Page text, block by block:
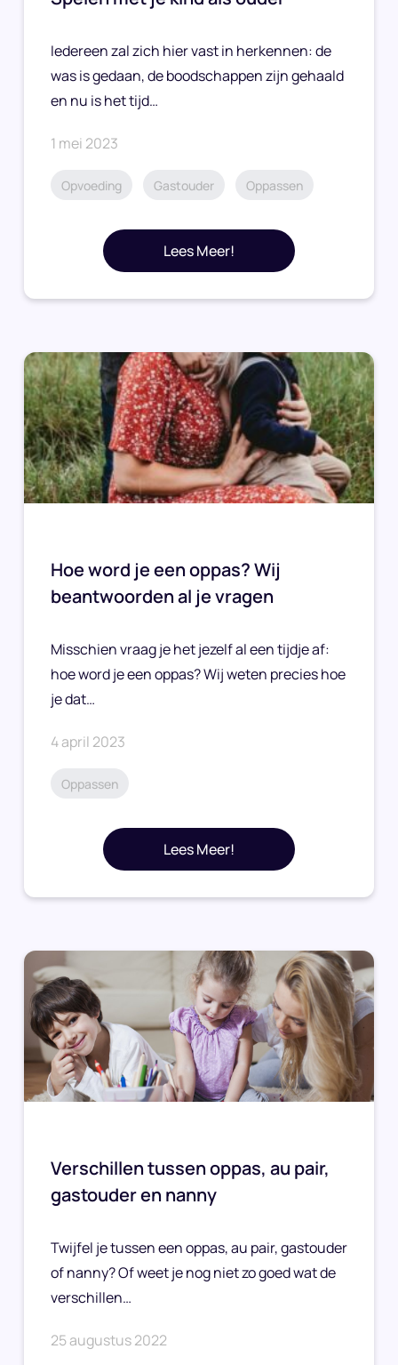
Iedereen zal zich hier vast in herkennen: de
was is gedaan, de boodschappen zijn gehaald
en nu is het tijd…
1 mei 2023
Opvoeding Gastouder Oppassen
Lees Meer!
Hoe word je een oppas? Wij
beantwoorden al je vragen
Misschien vraag je het jezelf al een tijdje af:
hoe word je een oppas? Wij weten precies hoe
je dat…
4 april 2023
Oppassen
Lees Meer!
Verschillen tussen oppas, au pair,
gastouder en nanny
Twijfel je tussen een oppas, au pair, gastouder
of nanny? Of weet je nog niet zo goed wat de
verschillen…
25 augustus 2022